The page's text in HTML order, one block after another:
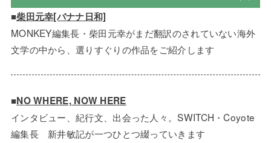
■柴田元幸[バナナ日和]
MONKEY編集長・柴田元幸がまだ翻訳のされていない海外
文学の中から、選りすぐりの作品をご紹介します
■NO WHERE, NOW HERE
インタビュー、紀行文、出会った人々。SWITCH・Coyote
編集長 新井敏記が一つひとつ綴っていきます